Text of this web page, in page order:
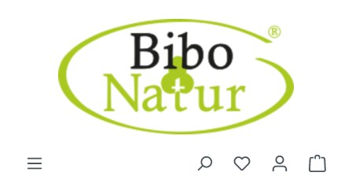
Zum Hauptinhalt springen